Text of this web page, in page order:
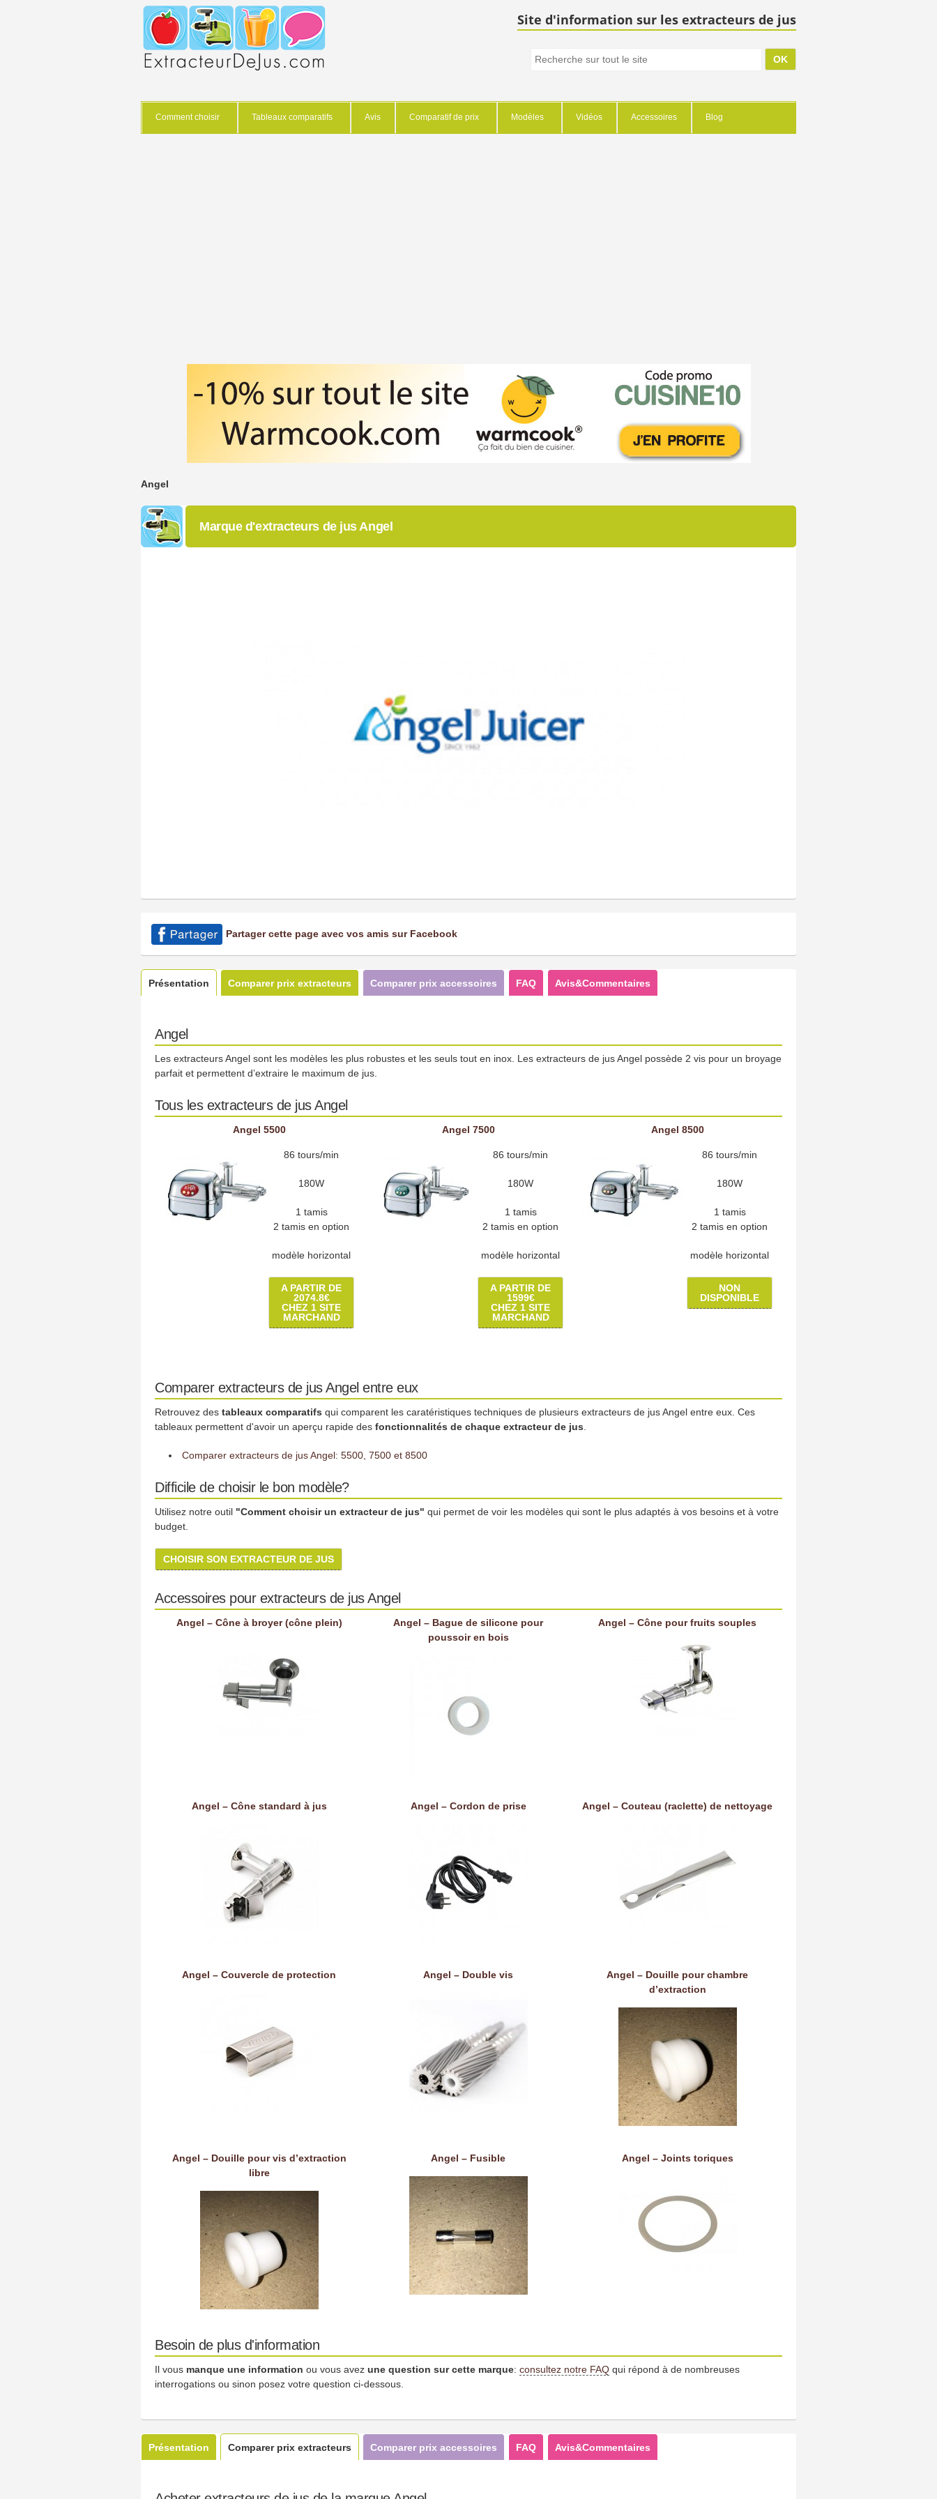
Site d'information sur les extracteurs de jus
Comment choisir Tableaux comparatifs Avis Comparatif de prix Modèles Vidéos Accessoires Blog
Angel
Marque d'extracteurs de jus Angel
Partager cette page avec vos amis sur Facebook
Présentation Comparer prix extracteurs Comparer prix accessoires FAQ Avis&Commentaires
Angel
Les extracteurs Angel sont les modèles les plus robustes et les seuls tout en inox. Les extracteurs de jus Angel possède 2 vis pour un broyage
parfait et permettent d’extraire le maximum de jus.
Tous les extracteurs de jus Angel
Angel 5500
86 tours/min
180W
1 tamis
2 tamis en option
modèle horizontal
A PARTIR DE
2074.8€
CHEZ 1 SITE
MARCHAND
Angel 7500
86 tours/min
180W
1 tamis
2 tamis en option
modèle horizontal
A PARTIR DE
1599€
CHEZ 1 SITE
MARCHAND
Angel 8500
86 tours/min
180W
1 tamis
2 tamis en option
modèle horizontal
NON
DISPONIBLE
Comparer extracteurs de jus Angel entre eux
Retrouvez des tableaux comparatifs qui comparent les caratéristiques techniques de plusieurs extracteurs de jus Angel entre eux. Ces
tableaux permettent d'avoir un aperçu rapide des fonctionnalités de chaque extracteur de jus
Comparer extracteurs de jus Angel: 5500, 7500 et 8500
Difficile de choisir le bon modèle?
Utilisez notre outil "Comment choisir un extracteur de jus" qui permet de voir les modèles qui sont le plus adaptés à vos besoins et à votre
budget.
CHOISIR SON EXTRACTEUR DE JUS
Accessoires pour extracteurs de jus Angel
Angel – Cône à broyer (cône plein)
Angel – Bague de silicone pour
poussoir en bois
Angel – Cône pour fruits souples
Angel – Cône standard à jus Angel – Cordon de prise Angel – Couteau (raclette) de nettoyage
Angel – Couvercle de protection Angel – Double vis
Angel – Douille pour chambre
d’extraction
Angel – Douille pour vis d’extraction
libre
Angel – Fusible Angel – Joints toriques
Besoin de plus d'information
Il vous manque une information ou vous avez une question sur cette marque: consultez notre FAQ qui répond à de nombreuses
interrogations ou sinon posez votre question ci-dessous.
Présentation Comparer prix extracteurs Comparer prix accessoires FAQ Avis&Commentaires